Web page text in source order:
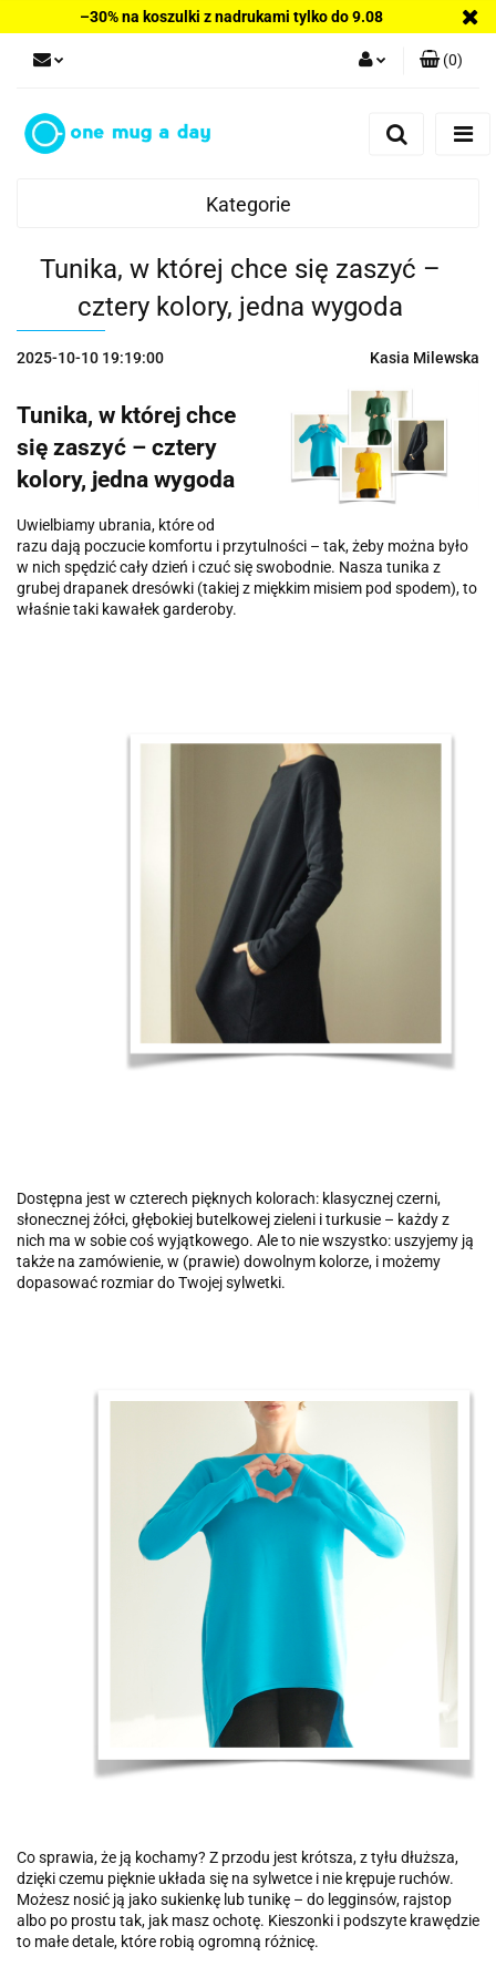
–30% na koszulki z nadrukami tylko do 9.08
(0)
Kategorie
Tunika, w której chce się zaszyć –
cztery kolory, jedna wygoda
2025-10-10 19:19:00 Kasia Milewska
Tunika, w której chce
się zaszyć – cztery
kolory, jedna wygoda
Uwielbiamy ubrania, które od
razu dają poczucie komfortu i przytulności – tak, żeby można było
w nich spędzić cały dzień i czuć się swobodnie. Nasza tunika z
grubej drapanek dresówki (takiej z miękkim misiem pod spodem), to
właśnie taki kawałek garderoby.
Dostępna jest w czterech pięknych kolorach: klasycznej czerni,
słonecznej żółci, głębokiej butelkowej zieleni i turkusie – każdy z
nich ma w sobie coś wyjątkowego. Ale to nie wszystko: uszyjemy ją
także na zamówienie, w (prawie) dowolnym kolorze, i możemy
dopasować rozmiar do Twojej sylwetki.
Co sprawia, że ją kochamy? Z przodu jest krótsza, z tyłu dłuższa,
dzięki czemu pięknie układa się na sylwetce i nie krępuje ruchów.
Możesz nosić ją jako sukienkę lub tunikę – do legginsów, rajstop
albo po prostu tak, jak masz ochotę. Kieszonki i podszyte krawędzie
to małe detale, które robią ogromną różnicę.